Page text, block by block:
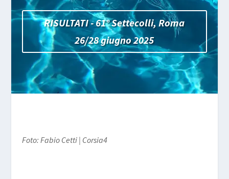
RISULTATI - 61° Settecolli, Roma
26/28 giugno 2025
Foto: Fabio Cetti | Corsia4